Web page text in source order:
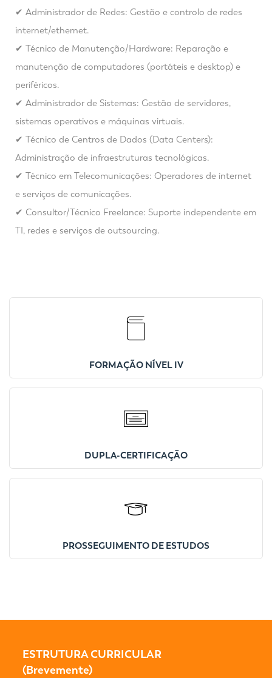
✔ Administrador de Redes: Gestão e controlo de redes
internet/ethernet.
✔ Técnico de Manutenção/Hardware: Reparação e
manutenção de computadores (portáteis e desktop) e
periféricos.
✔ Administrador de Sistemas: Gestão de servidores,
sistemas operativos e máquinas virtuais.
✔ Técnico de Centros de Dados (Data Centers):
Administração de infraestruturas tecnológicas.
✔ Técnico em Telecomunicações: Operadores de internet
e serviços de comunicações.
✔ Consultor/Técnico Freelance: Suporte independente em
TI, redes e serviços de outsourcing.
FORMAÇÃO NÍVEL IV
DUPLA-CERTIFICAÇÃO
PROSSEGUIMENTO DE ESTUDOS
ESTRUTURA CURRICULAR
(Brevemente)